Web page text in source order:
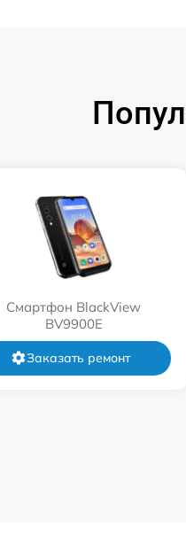
Смартфон BlackView
BV9900E
Заказать ремонт